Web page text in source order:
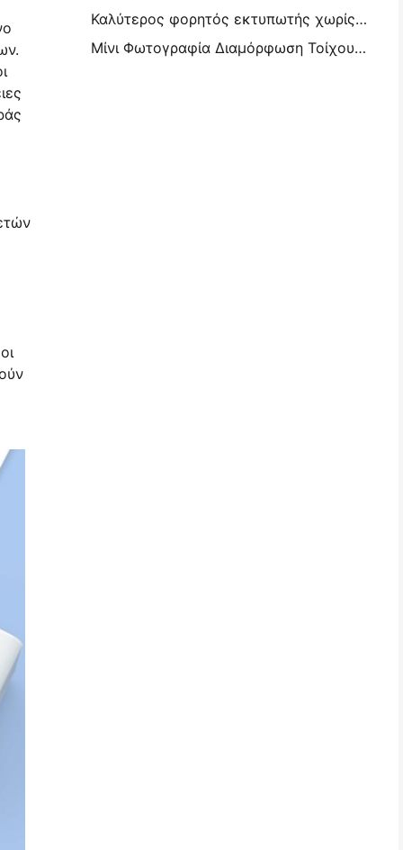
Καλύτερος φορητός εκτυπωτής χωρίς μελάνι για ταξίδια, σχολεία και κινητή εργασία: Hanin MT620 Pro Review
Μίνι Φωτογραφία Διαμόρφωση Τοίχου Ιδέες & Συμβουλές για Διαμόρφωση Υπνοδωματίου και Κοιτώνα